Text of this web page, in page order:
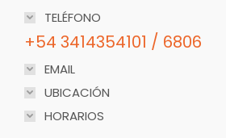
TELÉFONO
+54 3414354101 / 6806
EMAIL
UBICACIÓN
HORARIOS